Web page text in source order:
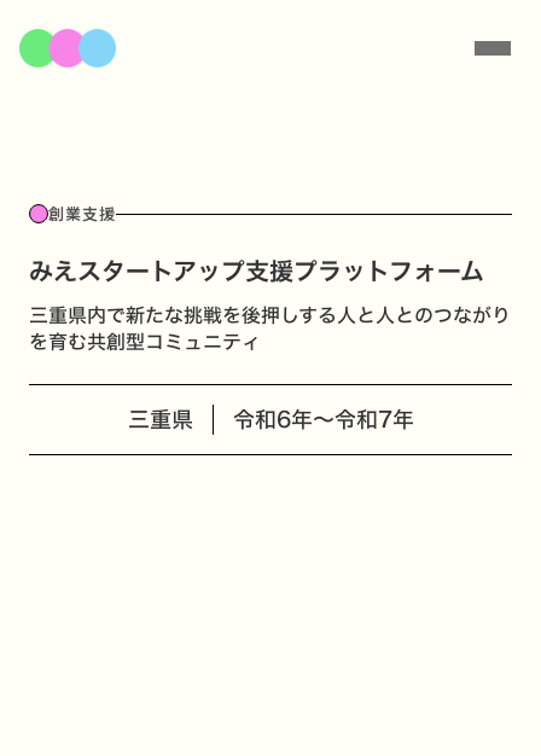
創業支援
みえスタートアップ支援プラットフォーム
三重県内で新たな挑戦を後押しする人と人とのつながり
を育む共創型コミュニティ
三重県 令和6年〜令和7年